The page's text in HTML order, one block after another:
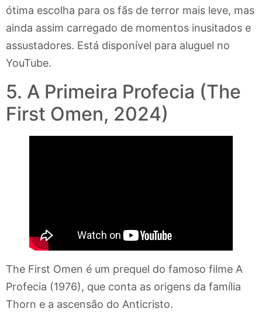
ótima escolha para os fãs de terror mais leve, mas
ainda assim carregado de momentos inusitados e
assustadores. Está disponível para aluguel no
YouTube.
5. A Primeira Profecia (The
First Omen, 2024)
The First Omen é um prequel do famoso filme A
Profecia (1976), que conta as origens da família
Thorn e a ascensão do Anticristo.